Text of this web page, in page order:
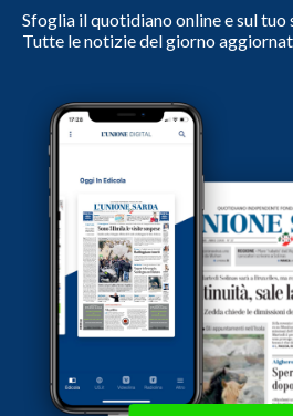
Sfoglia il quotidiano online e sul tuo
Tutte le notizie del giorno